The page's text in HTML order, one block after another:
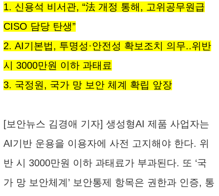
1. 신용석 비서관, “法 개정 통해, 고위공무원급
CISO 담당 탄생”
2. AI기본법, 투명성·안전성 확보조치 의무..위반
시 3000만원 이하 과태료
3. 국정원, 국가 망 보안 체계 확립 앞장
[보안뉴스 김경애 기자] 생성형AI 제품 사업자는
AI기반 운용을 이용자에 사전 고지해야 한다. 위
반 시 3000만원 이하 과태료가 부과된다. 또 ‘국
가 망 보안체계’ 보안통제 항목은 권한과 인증, 통